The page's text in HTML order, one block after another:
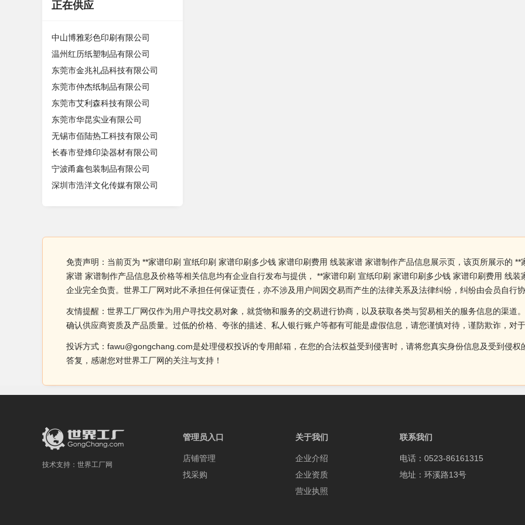
正在供应
中山博雅彩色印刷有限公司
温州红历纸塑制品有限公司
东莞市金兆礼品科技有限公司
东莞市仲杰纸制品有限公司
东莞市艾利森科技有限公司
东莞市华昆实业有限公司
无锡市佰陆热工科技有限公司
长春市登烽印染器材有限公司
宁波甬鑫包装制品有限公司
深圳市浩洋文化传媒有限公司
免责声明：当前页为 **家谱印刷 宣纸印刷 家谱印刷多少钱 家谱印刷费用 线装家谱 家谱制作产品信息展示页，该页所展示的
家谱 家谱制作产品信息及价格等相关信息均有企业自行发布与提供， **家谱印刷 宣纸印刷 家谱印刷多少钱 家谱印刷费用 线
企业完全负责。世界工厂网对此不承担任何保证责任，亦不涉及用户间因交易而产生的法律关系及法律纠纷，纠纷由会员自行协
友情提醒：世界工厂网仅作为用户寻找交易对象，就货物和服务的交易进行协商，以及获取各类与贸易相关的服务信息的渠道
确认供应商资质及产品质量。过低的价格、夸张的描述、私人银行账户等都有可能是虚假信息，请您谨慎对待，谨防欺诈，对
投诉方式：fawu@gongchang.com是处理侵权投诉的专用邮箱，在您的合法权益受到侵害时，请将您真实身份信息及受到侵
答复，感谢您对世界工厂网的关注与支持！
技术支持： 世界工厂网
管理员入口
店铺管理
找采购
关于我们
企业介绍
企业资质
营业执照
联系我们
电话：0523-86161315
地址：环溪路13号